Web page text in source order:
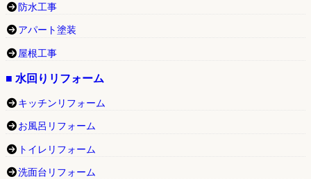
防水工事
アパート塗装
屋根工事
■ 水回りリフォーム
キッチンリフォーム
お風呂リフォーム
トイレリフォーム
洗面台リフォーム